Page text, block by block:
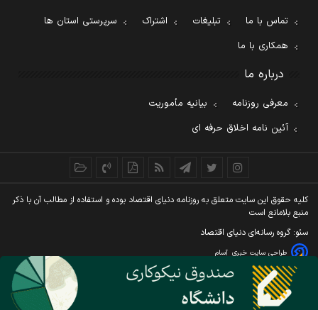
تماس با ما تبلیغات اشتراک
سرپرستی استان ها
همکاری با ما
درباره ما
معرفی روزنامه
بیانیه مأموریت
آئین نامه اخلاق حرفه ای
کليه حقوق اين سايت متعلق به روزنامه دنيای اقتصاد بوده و استفاده از مطالب آن با ذکر
منبع بلامانع است
سئو: گروه رسانه‌ای دنیای اقتصاد
طراحی سایت خبری آسام